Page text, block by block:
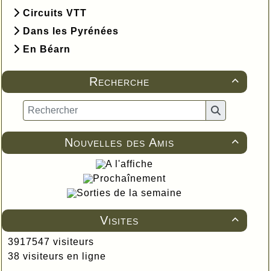
Circuits VTT
Dans les Pyrénées
En Béarn

Recherche

Nouvelles des Amis
A l'affiche
Prochaînement
Sorties de la semaine

Visites
3917547 visiteurs
38 visiteurs en ligne